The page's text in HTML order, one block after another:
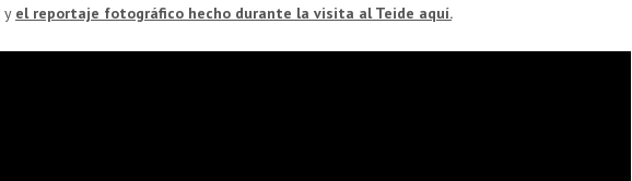
y el reportaje fotográfico hecho durante la visita al Teide aquí.